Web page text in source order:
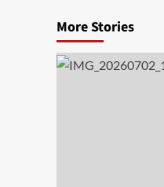
More Stories